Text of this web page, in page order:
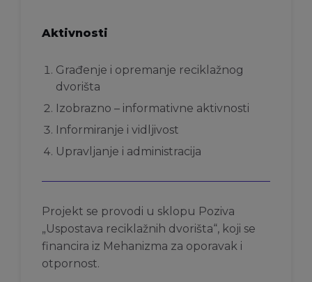
Aktivnosti
Građenje i opremanje reciklažnog
dvorišta
Izobrazno – informativne aktivnosti
Informiranje i vidljivost
Upravljanje i administracija
Projekt se provodi u sklopu Poziva
„Uspostava reciklažnih dvorišta“, koji se
financira iz Mehanizma za oporavak i
otpornost.